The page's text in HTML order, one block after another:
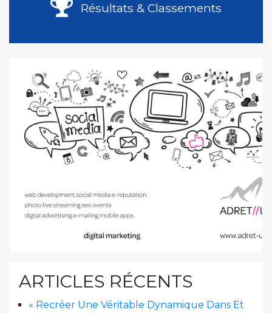
Résultats & Classements
ARTICLES RÉCENTS
« Recréer Une Véritable Dynamique Dans Et